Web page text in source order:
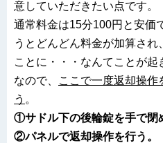
意していただきたい点です。
通常料金は15分100円と安価
うとどんどん料金が加算さ
ことに・・・なんてことが起
なので、
ここで一度返却操作
う 。
①サドル下の後輪錠を手で閉
②パネルで返却操作を行う。